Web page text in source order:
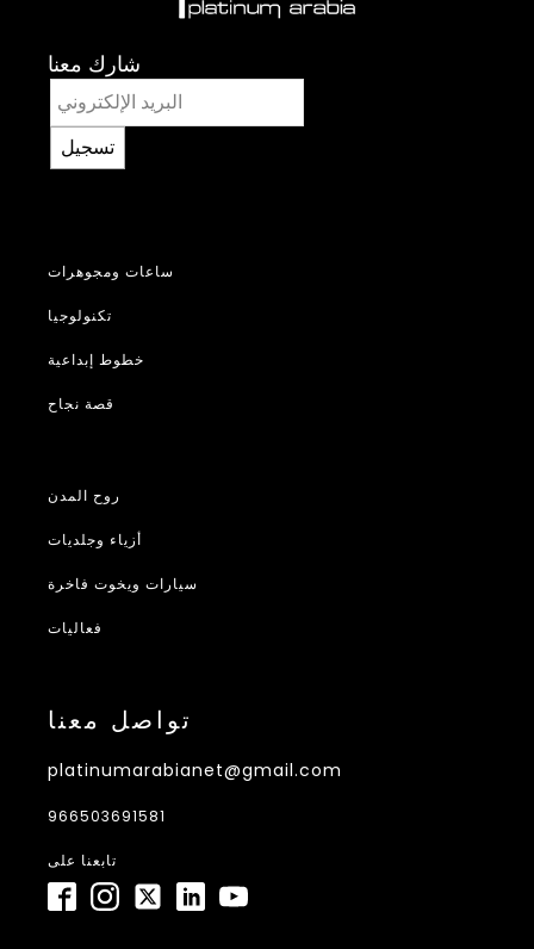
شارك معنا
تسجيل
ساعات ومجوهرات
تكنولوجيا
خطوط إبداعية
قصة نجاح
روح المدن
أزياء وجلديات
سيارات ويخوت فاخرة
فعاليات
تواصل معنا
platinumarabianet@gmail.com
966503691581
تابعنا على